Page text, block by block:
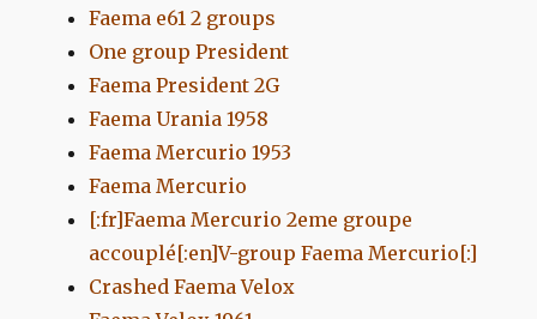
Faema e61 2 groups
One group President
Faema President 2G
Faema Urania 1958
Faema Mercurio 1953
Faema Mercurio
[:fr]Faema Mercurio 2eme groupe
accouplé[:en]V-group Faema Mercurio[:]
Crashed Faema Velox